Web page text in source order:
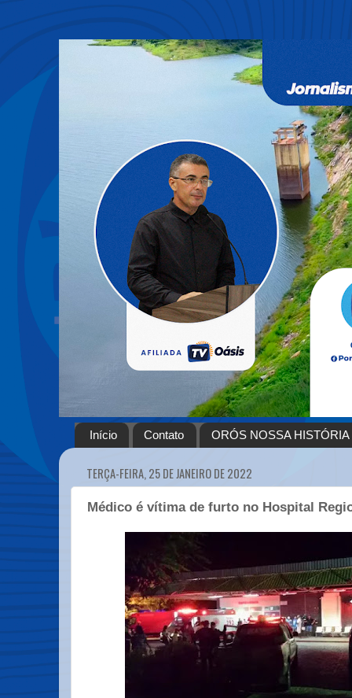
Início Contato ORÓS NOSSA HISTÓRIA
TERÇA-FEIRA, 25 DE JANEIRO DE 2022
Médico é vítima de furto no Hospital